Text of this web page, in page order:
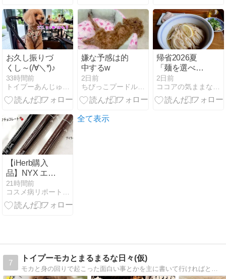
お久し振りづ
くし～(/∀＼*)♪
33時間前
トイプーあんじゅとしぇりの日記
嫌な予感は的
中するw
2日前
ちびっこプードル ディーンのおうち
帰省2026夏
「麺を選べる
讃岐うどん
屋」
2日前
ココアの気ままな日々
【iHerb購入
品】NYX エピ
ックインクア
イライナー ブ
ラック良すぎ
21時間前
コスメ病リポート・・・ときどきトイプー
全て表示
7
トイプーモカとまるまるな日々(仮)